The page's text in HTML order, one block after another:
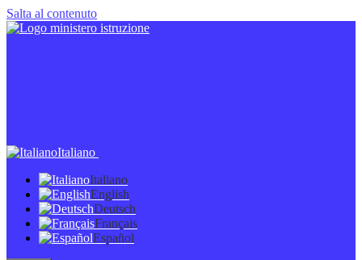
Salta al contenuto
Italiano
Italiano
English
Deutsch
Français
Español